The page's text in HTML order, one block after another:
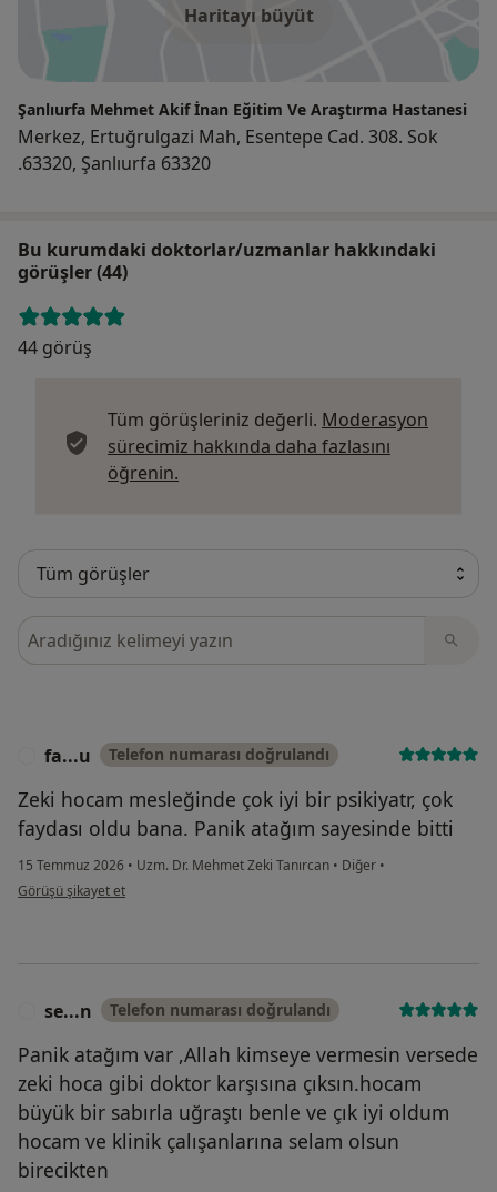
Haritayı büyüt
Şanlıurfa Mehmet Akif İnan Eğitim Ve Araştırma Hastanesi
Merkez, Ertuğrulgazi Mah, Esentepe Cad. 308. Sok
.63320, Şanlıurfa 63320
Bu kurumdaki doktorlar/uzmanlar hakkındaki
görüşler (44)
44 görüş
Tüm görüşleriniz değerli. Moderasyon
sürecimiz hakkında daha fazlasını
öğrenin.
Görüşler içerisinde ara
fa...u Telefon numarası doğrulandı
Zeki hocam mesleğinde çok iyi bir psikiyatr, çok
faydası oldu bana. Panik atağım sayesinde bitti
15 Temmuz 2026 • Uzm. Dr. Mehmet Zeki Tanırcan • Diğer •
kullanıcının görüşüne göre fa...u
Görüşü şikayet et
se...n Telefon numarası doğrulandı
Panik atağım var ,Allah kimseye vermesin versede
zeki hoca gibi doktor karşısına çıksın.hocam
büyük bir sabırla uğraştı benle ve çık iyi oldum
hocam ve klinik çalışanlarına selam olsun
birecikten